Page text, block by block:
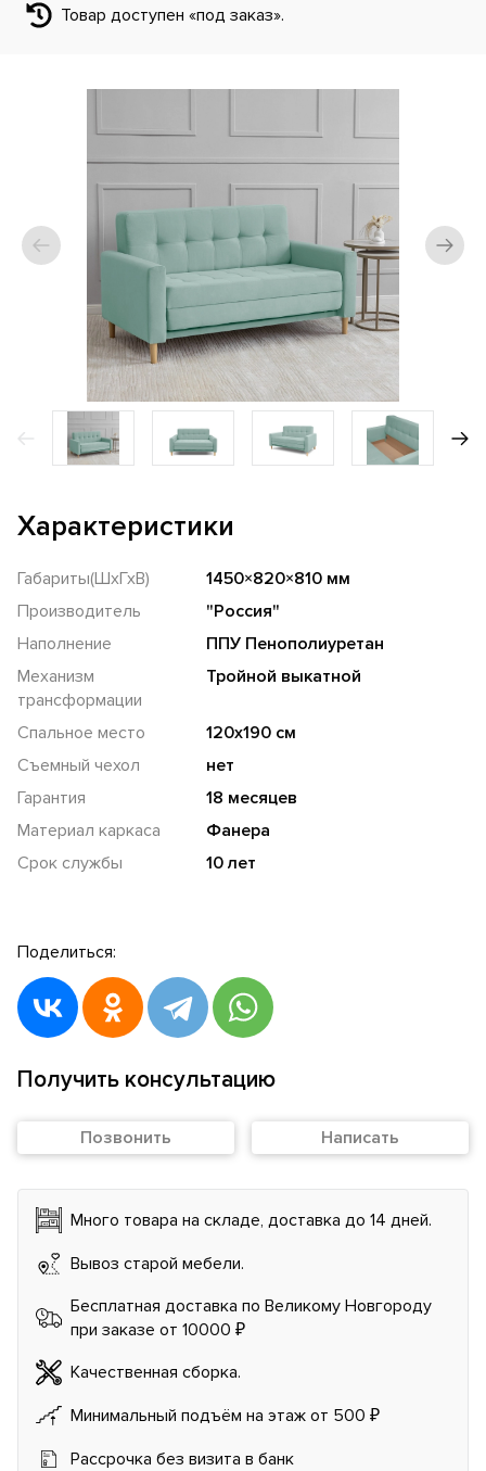
Товар доступен «под заказ».
Характеристики
Габариты(ШхГхВ)
1450×820×810 мм
Производитель
"Россия"
Наполнение
ППУ Пенополиуретан
Механизм
трансформации
Тройной выкатной
Спальное место
120х190 см
Съемный чехол
нет
Гарантия
18 месяцев
Материал каркаса
Фанера
Срок службы
10 лет
Поделиться:
Получить консультацию
Позвонить Написать
Много товара на складе, доставка до 14 дней.
Вывоз старой мебели.
Бесплатная доставка по Великому Новгороду
при заказе от 10000 ₽
Качественная сборка.
Минимальный подъём на этаж от 500 ₽
Рассрочка без визита в банк